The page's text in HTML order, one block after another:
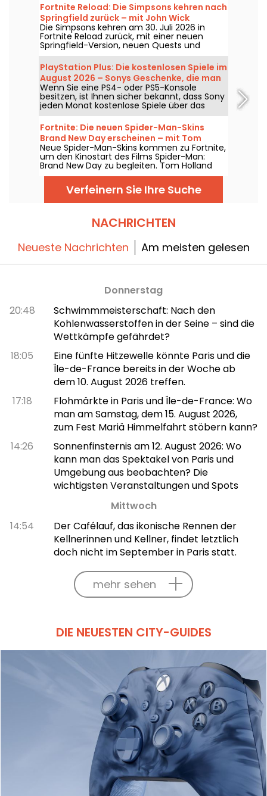
Fortnite Reload: Die Simpsons kehren nach
Springfield zurück – mit John Wick
Die Simpsons kehren am 30. Juli 2026 in
Fortnite Reload zurück, mit einer neuen
Springfield-Version, neuen Quests und
einem Crossover mit John Wick. Das Update
ergänzt mehrere ikonische Orte, bietet
einen speziellen Skin für den berüchtigten
Auftragskiller und führt neue Gameplay-
Elemente ein.
PlayStation Plus: Die kostenlosen Spiele im
August 2026 – Sonys Geschenke, die man
nicht verpassen sollte
Wenn Sie eine PS4- oder PS5-Konsole
besitzen, ist Ihnen sicher bekannt, dass Sony
jeden Monat kostenlose Spiele über das
PlayStation Plus-Abonnement anbietet. Also,
welche Titel gibt es im August 2026 gratis?
Hier ist die Auswahl des Monats.
Fortnite: Die neuen Spider-Man-Skins
Brand New Day erscheinen – mit Tom
Holland, Hulk und dem Punisher
Neue Spider-Man-Skins kommen zu Fortnite,
um den Kinostart des Films Spider-Man:
Brand New Day zu begleiten. Tom Holland
schlüpft erneut in die Rolle des Peter Parker
im Epic Games-Spiel, an der Seite von Hulk
und dem Punisher, ab dem 31. Juli 2026.
Verfeinern Sie Ihre Suche
NACHRICHTEN
Neueste Nachrichten Am meisten gelesen
Donnerstag
20:48
Schwimmmeisterschaft: Nach den
Kohlenwasserstoffen in der Seine – sind die
Wettkämpfe gefährdet?
18:05
Eine fünfte Hitzewelle könnte Paris und die
Île-de-France bereits in der Woche ab
dem 10. August 2026 treffen.
17:18
Flohmärkte in Paris und Île-de-France: Wo
man am Samstag, dem 15. August 2026,
zum Fest Mariä Himmelfahrt stöbern kann?
14:26
Sonnenfinsternis am 12. August 2026: Wo
kann man das Spektakel von Paris und
Umgebung aus beobachten? Die
wichtigsten Veranstaltungen und Spots
Mittwoch
14:54
Der Cafélauf, das ikonische Rennen der
Kellnerinnen und Kellner, findet letztlich
doch nicht im September in Paris statt.
mehr sehen
DIE NEUESTEN CITY-GUIDES